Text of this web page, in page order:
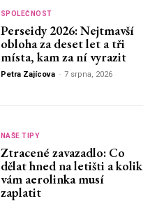
SPOLEČNOST
Perseidy 2026: Nejtmavší
obloha za deset let a tři
místa, kam za ní vyrazit
Petra Zajícova - 7 srpna, 2026
NAŠE TIPY
Ztracené zavazadlo: Co
dělat hned na letišti a kolik
vám aerolinka musí
zaplatit